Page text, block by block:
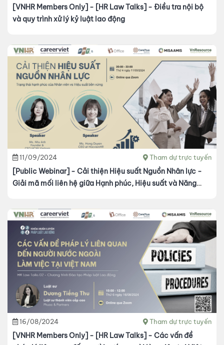
[VNHR Members Only] - [HR Law Talks] - Điều tra nội bộ
và quy trình xử lý kỷ luật lao động
11/09/2024 Tham dự trực tuyến
[Public Webinar] - Cải thiện Hiệu suất Nguồn Nhân lực -
Giải mã mối liên hệ giữa Hạnh phúc, Hiệu suất và Năng
16/08/2024 Tham dự trực tuyến
[VNHR Members Only] - [HR Law Talks] - Các vấn đề